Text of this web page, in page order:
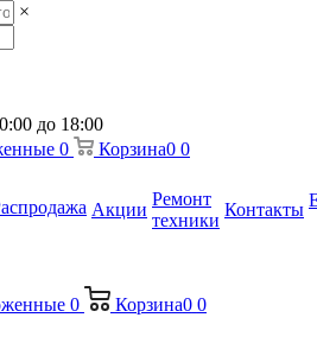
×
до 18:00
0 Корзина0 0
Акции
Ремонт
техники
Контакты
0 Корзина0 0